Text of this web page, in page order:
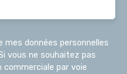
données personnelles
vous ne souhaitez pas
par voie